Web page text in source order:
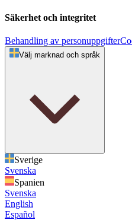
Säkerhet och integritet
Behandling av personuppgifter
Välj marknad och språk
Sverige
Svenska
Spanien
Svenska
English
Español